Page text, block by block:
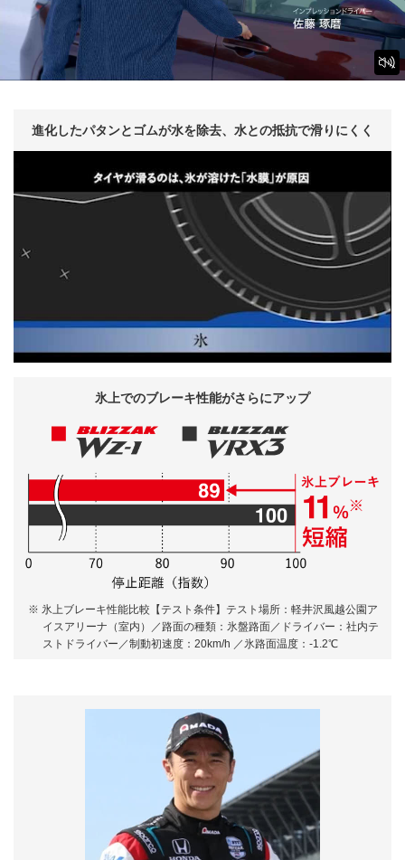
進化したパタンとゴムが水を除去、 水との抵抗で滑りにくく
氷上でのブレーキ性能がさらにアップ
※ 氷上ブレーキ性能比較【テスト条件】テスト場所：軽井沢風越公園ア
イスアリーナ（室内）／路面の種類：氷盤路面／ドライバー：社内テ
ストドライバー／制動初速度：20km/h ／氷路面温度：-1.2℃